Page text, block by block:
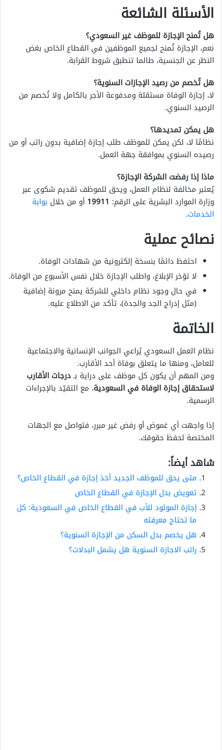
الأسئلة الشائعة
هل تُمنح الإجازة للموظف غير السعودي؟
نعم، الإجازة تُمنح لجميع الموظفين في القطاع الخاص بغض
النظر عن الجنسية، طالما تنطبق شروط القرابة.
هل تُخصم من رصيد الإجازات السنوية؟
لا، إجازة الوفاة مستقلة ومدفوعة الأجر بالكامل ولا تُخصم من
الرصيد السنوي.
هل يمكن تمديدها؟
نظامًا لا، لكن يمكن للموظف طلب إجازة إضافية بدون راتب أو من
رصيده السنوي بموافقة جهة العمل.
ماذا إذا رفضت الشركة الإجازة؟
يُعتبر مخالفة لنظام العمل، ويحق للموظف تقديم شكوى عبر
وزارة الموارد البشرية على الرقم: 19911 أو من خلال بوابة
الخدمات.
نصائح عملية
احتفظ دائمًا بنسخة إلكترونية من شهادات الوفاة.
لا تؤخر الإبلاغ، واطلب الإجازة خلال نفس الأسبوع من الوفاة.
في حال وجود نظام داخلي للشركة يمنح مرونة إضافية
(مثل إدراج الجد والجدة)، تأكد من الاطلاع عليه.
الخاتمة
نظام العمل السعودي يُراعي الجوانب الإنسانية والاجتماعية
للعامل، ومنها ما يتعلق بوفاة أحد الأقارب.
ومن المهم أن يكون كل موظف على دراية بـدرجات الأقارب
لاستحقاق إجازة الوفاة في السعودية، مع التقيّد بالإجراءات
الرسمية.
إذا واجهت أي غموض أو رفض غير مبرر، فتواصل مع الجهات
المختصة لحفظ حقوقك.
شاهد أيضاً:
متى يحق للموظف الجديد أخذ إجازة في القطاع الخاص؟
تعويض بدل الإجازة في القطاع الخاص
إجازة المولود للأب في القطاع الخاص في السعودية: كل
ما تحتاج معرفته
هل يخصم بدل السكن من الإجازة السنوية؟
راتب الاجازة السنوية هل يشمل البدلات؟